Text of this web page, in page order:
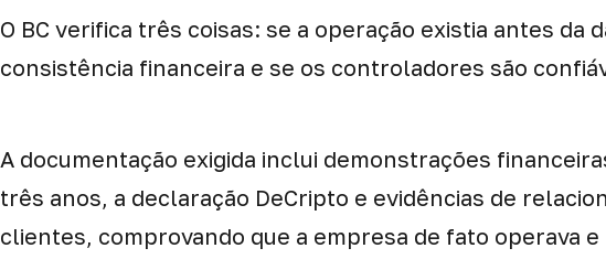
O BC verifica três coisas: se a operação existia antes da
consistência financeira e se os controladores são
A documentação exigida inclui demonstrações
três anos, a declaração DeCripto e evidências de
clientes, comprovando que a empresa de fato operava